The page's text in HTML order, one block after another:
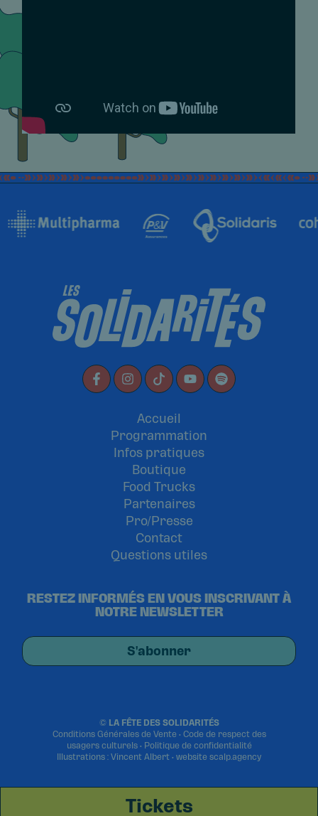
Tickets
RESTEZ INFORMÉS EN VOUS INSCRIVANT À
NOTRE NEWSLETTER
S'abonner
Accueil
Programmation
Infos pratiques
Boutique
Food Trucks
Partenaires
Pro/Presse
Contact
Questions utiles
©LA FÊTE DES SOLIDARITÉS
Conditions Générales de Vente•Code de respect des
usagers culturels• Politique de confidentialité
Illustrations : Vincent Albert • websitescalp.agency